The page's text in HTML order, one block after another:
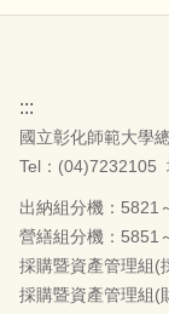
:::
國立彰化師範大學
Tel：(04)7232105
出納組分機：5821
營繕組分機：5851
採購暨資產管理組(
採購暨資產管理組(